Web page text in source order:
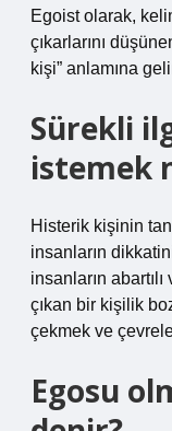
Egoist olarak,
çıkarlarını
kişi” anlamına
Sürekli
istemek
Histerik kişinin
insanların
insanların
çıkan bir kişilik
çekmek ve
Egosu